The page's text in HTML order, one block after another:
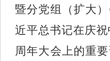
暨分党组（扩大
近平总书记在庆
周年大会上的重